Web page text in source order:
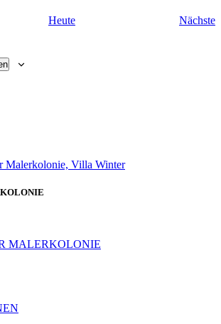
Heute Nächste
MALERKOLONIE